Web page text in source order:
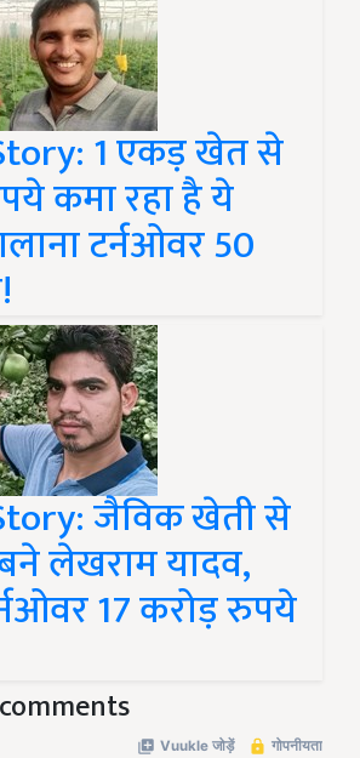
1 एकड़ खेत से
कमा रहा है ये
टर्नओवर 50
जैविक खेती से
लेखराम यादव,
17 करोड़ रुपये